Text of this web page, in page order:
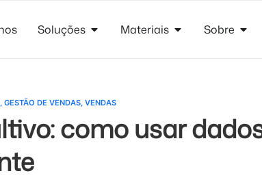
Soluções Materiais Sobre
, GESTÃO DE VENDAS, VENDAS
como usar